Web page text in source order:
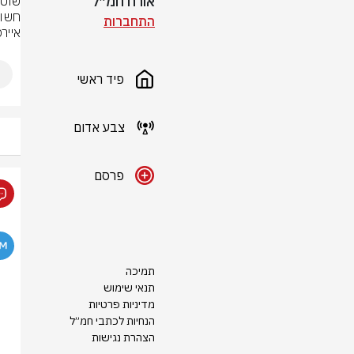
התחברות
פיד ראשי
צבע אדום
פרסם
תמיכה
תנאי שימוש
מדיניות פרטיות
הנחיות לכתבי חמ״ל
הצהרת נגישות